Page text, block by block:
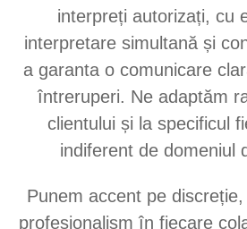
interpreți autorizați, cu
interpretare simultană și
a garanta o comunicare
întreruperi. Ne adaptăm
clientului și la specificul
indiferent de domeniul
Punem accent pe
profesionalism în fiecare